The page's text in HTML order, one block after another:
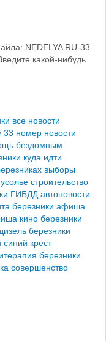
NEDELYA RU-33
какой-нибудь
все новости
33 номер новости
бездомным
куда идти
выборы
усолье строительство
ГИБДД автоновости
березники афиша
кино березники
березники
синий крест
березники
совершенство